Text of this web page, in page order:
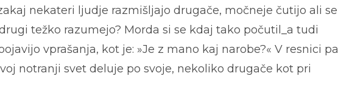
nekateri ljudje razmišljajo drugače, močneje čutijo ali se
težko razumejo? Morda si se kdaj tako počutil_a tudi
vprašanja, kot je: »Je z mano kaj narobe?« V resnici pa
notranji svet deluje po svoje, nekoliko drugače kot pri